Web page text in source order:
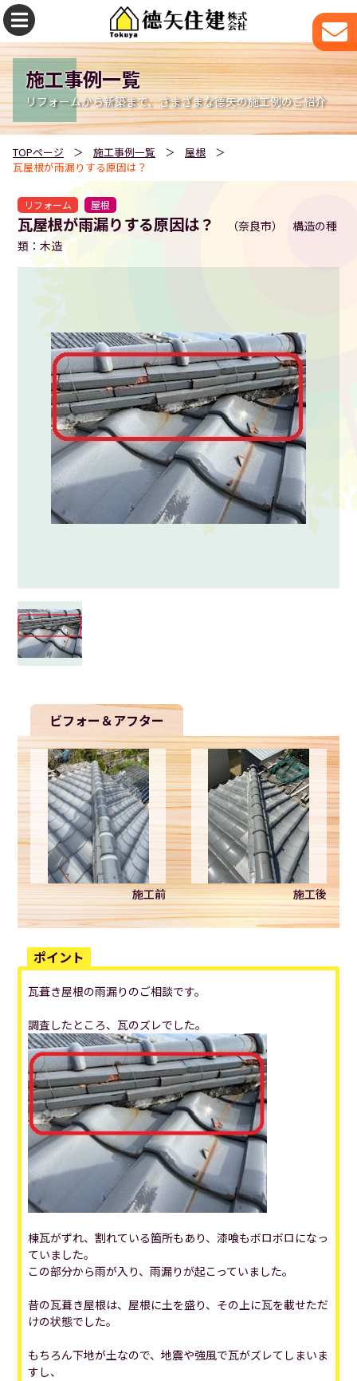
施工事例一覧
TOPページ 施工事例一覧
屋根
瓦屋根が雨漏りする原因は？
リフォーム 屋根
瓦屋根が雨漏りする原因は？ 奈良市
構造の種
類：木造
ビフォー＆アフター
施工前 施工後
ポイント
瓦葺き屋根の雨漏りのご相談です。
調査したところ、瓦のズレでした。
棟瓦がずれ、割れている箇所もあり、漆喰もボロボロになっ
ていました。
この部分から雨が入り、雨漏りが起こっていました。
昔の瓦葺き屋根は、屋根に土を盛り、その上に瓦を載せただ
けの状態でした。
もちろん下地が土なので、地震や強風で瓦がズレてしまいま
すし、